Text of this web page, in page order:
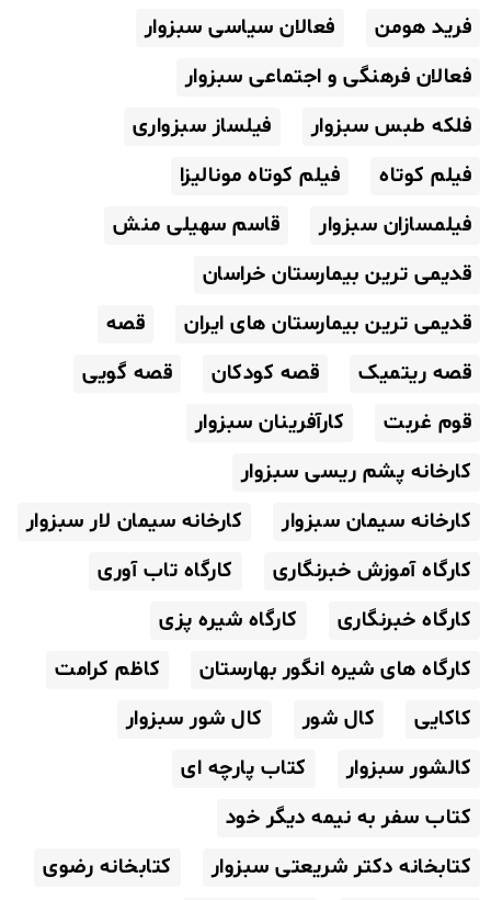
فرید هومن
فعالان سیاسی سبزوار
فعالان فرهنگی و اجتماعی سبزوار
فلکه طبس سبزوار
فیلساز سبزواری
فیلم کوتاه
فیلم کوتاه مونالیزا
فیلمسازان سبزوار
قاسم سهیلی منش
قدیمی ترین بیمارستان خراسان
قدیمی ترین بیمارستان های ایران
قصه
قصه ریتمیک
قصه کودکان
قصه گویی
قوم غربت
کارآفرینان سبزوار
کارخانه پشم ریسی سبزوار
کارخانه سیمان سبزوار
کارخانه سیمان لار سبزوار
کارگاه آموزش خبرنگاری
کارگاه تاب آوری
کارگاه خبرنگاری
کارگاه شیره پزی
کارگاه های شیره انگور بهارستان
کاظم کرامت
کاکایی
کال شور
کال شور سبزوار
کالشور سبزوار
کتاب پارچه ای
کتاب سفر به نیمه دیگر خود
کتابخانه دکتر شریعتی سبزوار
کتابخانه رضوی